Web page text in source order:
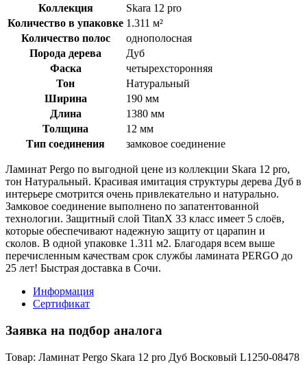
Коллекция
Skara 12 pro
Количество в упаковке 1.311 м²
Количество полос
однополосная
Порода дерева
Дуб
Фаска
четырехсторонняя
Тон
Натуральный
Ширина
190 мм
Длина
1380 мм
Толщина
12 мм
Тип соединения
замковое соединение
Ламинат Pergo по выгодной цене из коллекции Skara 12 pro,
тон Натуральный. Красивая имитация структуры дерева Дуб в
интерьере смотрится очень привлекательно и натурально.
Замковое соединение выполнено по запатентованной
технологии. Защитный слой TitanX 33 класс имеет 5 слоёв,
которые обеспечивают надежную защиту от царапин и
сколов. В одной упаковке 1.311 м2. Благодаря всем выше
перечисленным качествам срок службы ламината PERGO до
25 лет! Быстрая доставка в Сочи.
Информация
Сертификат
Заявка на подбор аналога
Товар: Ламинат Pergo Skara 12 pro Дуб Восковый L1250-08478